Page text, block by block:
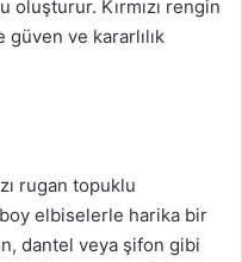
oluşturur. Kırmızı rengin
güven ve kararlılık
rugan topuklu
boy elbiselerle harika bir
dantel veya şifon gibi